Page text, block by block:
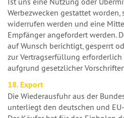
Werbezwecken gestattet worden,
widerrufen werden und eine
Empfänger angefordert werden.
auf Wunsch berichtigt, gesperrt
zur Vertragserfüllung
aufgrund gesetzlicher
18. Export
Die Wiederausfuhr aus der
unterliegt den deutschen und